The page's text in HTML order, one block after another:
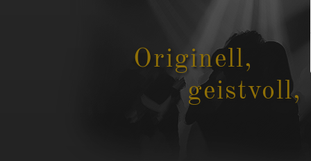
Originell,
geistvoll,